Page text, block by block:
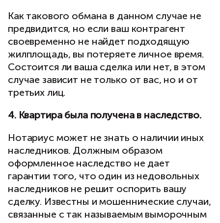
Как такового обмана в данном случае не
предвидится, но если ваш контрагент
своевременно не найдет подходящую
жилплощадь, вы потеряете личное время.
Состоится ли ваша сделка или нет, в этом
случае зависит не только от вас, но и от
третьих лиц.
4. Квартира была получена в наследство.
Нотариус может не знать о наличии иных
наследников. Должным образом
оформленное наследство не дает
гарантии того, что один из недовольных
наследников не решит оспорить вашу
сделку. Известны и мошеннические случаи,
связанные с так называемым выморочным